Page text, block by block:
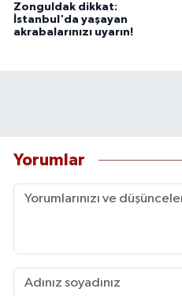
Zonguldak dikkat:
İstanbul'da yaşayan
akrabalarınızı uyarın!
Yorumlar